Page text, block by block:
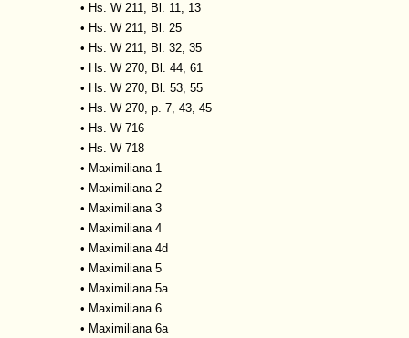
• Hs. W 211, Bl. 11, 13
• Hs. W 211, Bl. 25
• Hs. W 211, Bl. 32, 35
• Hs. W 270, Bl. 44, 61
• Hs. W 270, Bl. 53, 55
• Hs. W 270, p. 7, 43, 45
• Hs. W 716
• Hs. W 718
• Maximiliana 1
• Maximiliana 2
• Maximiliana 3
• Maximiliana 4
• Maximiliana 4d
• Maximiliana 5
• Maximiliana 5a
• Maximiliana 6
• Maximiliana 6a